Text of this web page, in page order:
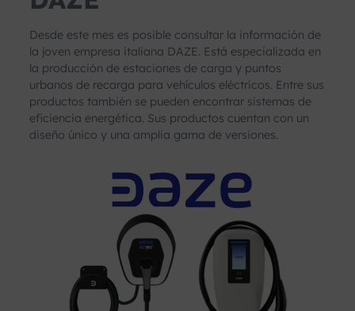
Desde este mes es posible consultar la información de
la joven empresa italiana DAZE. Está especializada en
la producción de estaciones de carga y puntos
urbanos de recarga para vehículos eléctricos. Entre sus
productos también se pueden encontrar sistemas de
eficiencia energética. Sus productos cuentan con un
diseño único y una amplia gama de versiones.